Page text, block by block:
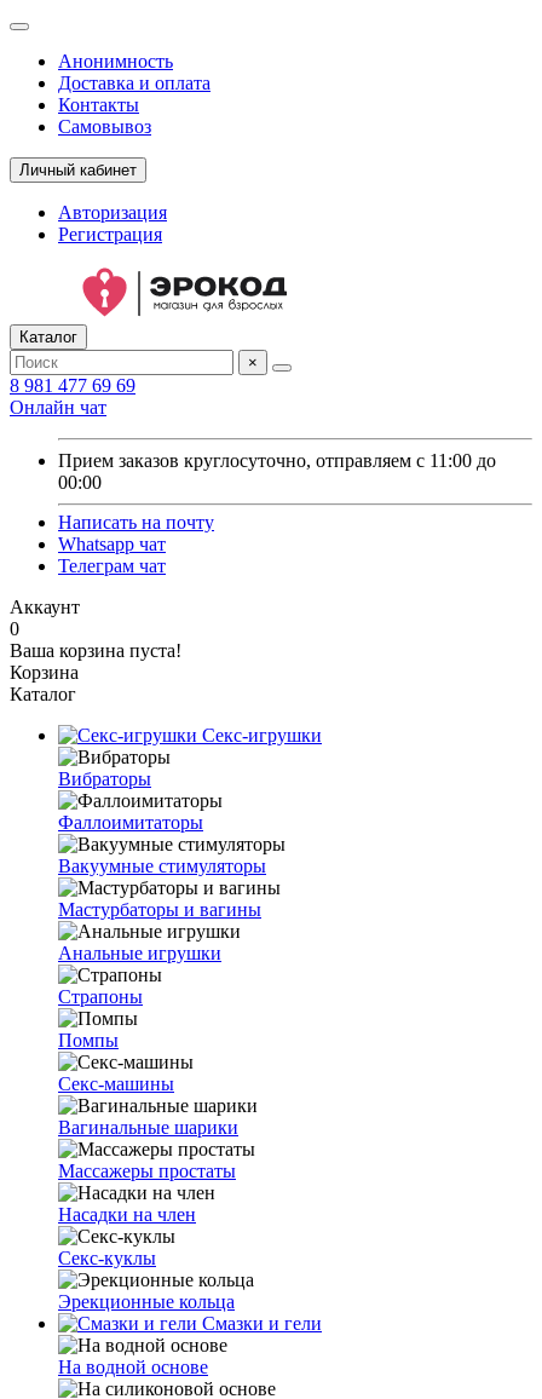
Анонимность
Доставка и оплата
Контакты
Самовывоз
Личный кабинет
Авторизация
Регистрация
Каталог
×
8 981 477 69 69
Онлайн чат
Прием заказов круглосуточно, отправляем с 11:00 до
00:00
Написать на почту
Whatsapp чат
Телеграм чат
Аккаунт
0
Ваша корзина пуста!
Корзина
Каталог
Секс-игрушки
Вибраторы
Фаллоимитаторы
Вакуумные стимуляторы
Мастурбаторы и вагины
Анальные игрушки
Страпоны
Помпы
Секс-машины
Вагинальные шарики
Массажеры простаты
Насадки на член
Секс-куклы
Эрекционные кольца
Смазки и гели
На водной основе